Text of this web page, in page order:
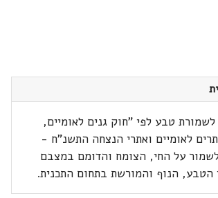
טבע לפי "חוק גנים לאומיים,
לאומיים ואתרי הנצחה התשנ"ח -
לשמור על החי, הצומח והדומם במצבם
הטבע, הנוף והמורשת בתחום התכנית.